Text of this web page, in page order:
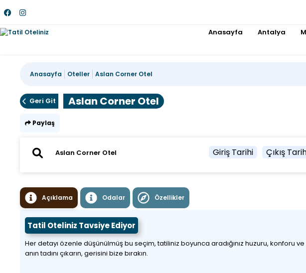
Anasayfa Antalya
Anasayfa Oteller Aslan Corner Otel
Geri Git Aslan Corner Otel
Paylaş
Giriş Tarihi Çıkış
Açıklama Odalar Özellikler
Tatil Oteliniz Tavsiye Ediyor
Her detayı özenle düşünülmüş bu seçim, tatiliniz boyunca aradığınız huzuru,
anın tadını çıkarın, gerisini bize bırakın.